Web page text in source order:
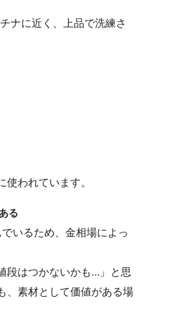
ナに近く、上品で洗練さ
われています。
る
いるため、金相場によっ
段はつかないかも…」と思
、素材として価値がある場